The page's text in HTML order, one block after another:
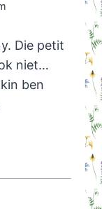
Die petit
niet…
ben